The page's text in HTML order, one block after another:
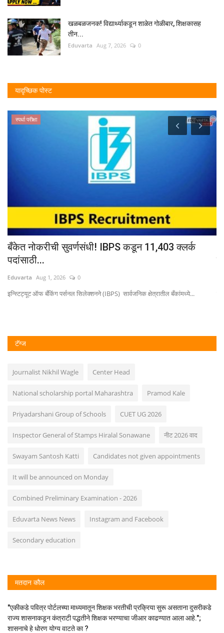
खळबळजनक! विद्यार्थ्याकडून शाळेत गोळीबार, शिक्षकासह
तीन...
Eduvarta Aug 7, 2026 0
यादृच्छिक पोस्ट
स्पर्धा परीक्षा
बँकेत नोकरीची सुवर्णसंधी! IBPS कडून 11,403 क्लर्क
पदांसाठी...
Eduvarta Aug 1, 2026 0
इन्स्टिट्यूट ऑफ बँकिंग पर्सनल सिलेक्शनने (IBPS) सार्वजनिक क्षेत्रातील बँकांमध्ये...
टॅग्ज
Journalist Nikhil Wagle Center Head
National scholarship portal Maharashtra Pramod Kale
Priyadarshani Group of Schools CUET UG 2026
Inspector General of Stamps Hiralal Sonawane नीट 2026 वाद
Swayam Santosh Katti Candidates not given appointments
It will be announced on Monday
Combined Preliminary Examination - 2026
Eduvarta News News Instagram and Facebook
Secondary education
मतदान कौल
"एकीकडे पवित्र पोर्टलच्या माध्यमातून शिक्षक भरतीची प्रक्रिया सुरू असताना दुसरीकडे
राज्य शासनाकडून कंत्राटी पद्धतीने शिक्षक भरण्याचा जीआर काढण्यात आला आहे.";
शासनाचे हे धोरण योग्य वाटते का ?